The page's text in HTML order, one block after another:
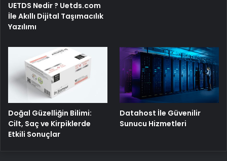
UETDS Nedir ? Uetds.com
İle Akıllı Dijital Taşımacılık
Yazılımı
Doğal Güzelliğin Bilimi:
Cilt, Saç ve Kirpiklerde
Etkili Sonuçlar
Datahost İle Güvenilir
Sunucu Hizmetleri